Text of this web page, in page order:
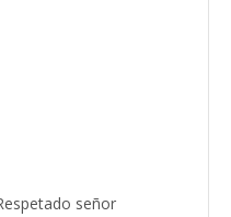
señor